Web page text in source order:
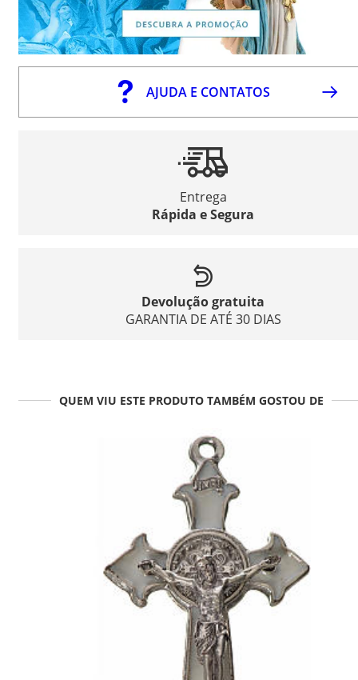
AJUDA E CONTATOS
Entrega
Rápida e Segura
Devolução gratuita
GARANTIA DE ATÉ 30 DIAS
QUEM VIU ESTE PRODUTO TAMBÉM GOSTOU DE